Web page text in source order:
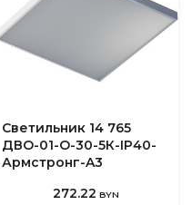
Светильник 14 765
ДВО-01-О-30-5К-IP40-
Армстронг-A3
272.22 BYN